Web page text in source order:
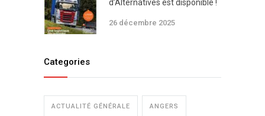
d’Alternatives est disponible !
26 décembre 2025
Categories
ACTUALITÉ GÉNÉRALE ANGERS